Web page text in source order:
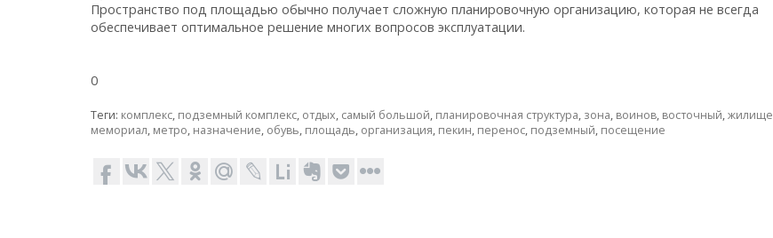
Пространство под площадью обычно получает сложную планировочную организацию, которая не всегда
обеспечивает оптимальное решение многих вопросов эксплуатации.
0
Теги: комплекс, подземный комплекс, отдых, самый большой, планировочная структура, зона, воинов, восточный,жилище
мемориал, метро, назначение, обувь, площадь, организация, пекин, перенос, подземный, посещение